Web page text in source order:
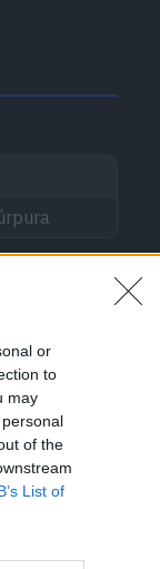
or
to
may
of the
List of